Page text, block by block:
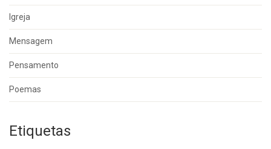
Igreja
Mensagem
Pensamento
Poemas
Etiquetas